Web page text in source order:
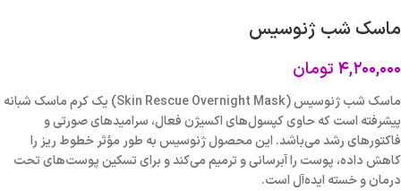
ماسک شب ژنوسیس
۴,۲۰۰,۰۰۰ تومان
ماسک شب ژنوسیس (Skin Rescue Overnight Mask) یک کرم ماسک شبانه
پیشرفته است که حاوی کپسول‌های اکسیژن فعال، سرامیدهای صورتی و
فاکتورهای رشد می‌باشد. این محصول ژنوسیس به طور مؤثر خطوط ریز را
کاهش داده، پوست را آبرسانی و ترمیم می‌کند و برای تسکین پوست‌های تحت
درمان و خسته ایده‌آل است.